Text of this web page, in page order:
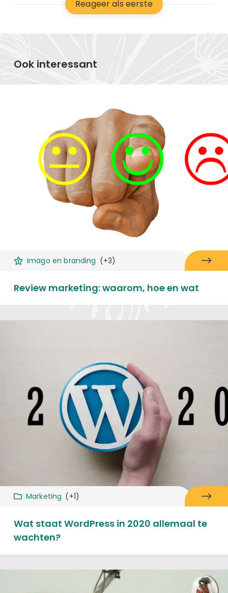
Reageer als eerste
Ook interessant
Imago en branding (+3)
Review marketing: waarom, hoe en wat
Marketing (+1)
Wat staat WordPress in 2020 allemaal te
wachten?